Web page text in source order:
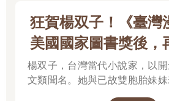
狂賀楊双子！《臺灣
美國國家圖書獎後，
布克獎】
楊双子，台灣當代小說家，以開
文類聞名。她與已故雙胞胎妹妹
承載兩人的文學夢想，將嚴謹的